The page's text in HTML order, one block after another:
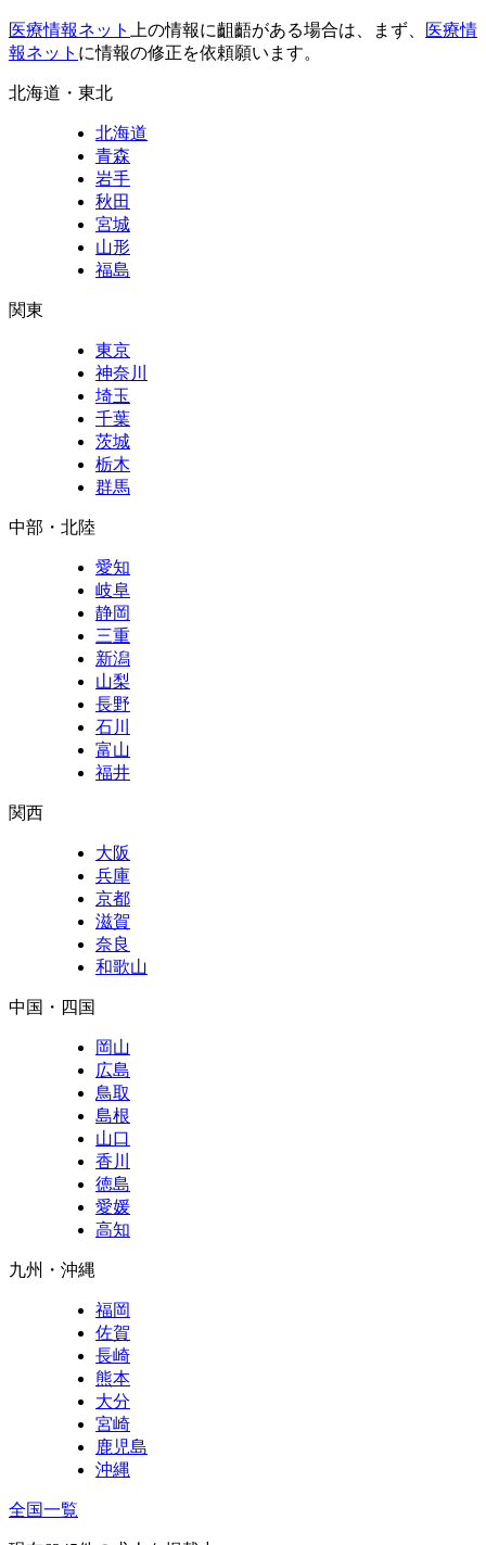
医療情報ネット 上の情報に齟齬がある場合は、まず、
医療情
報ネット に情報の修正を依頼願います。
北海道・東北
北海道
青森
岩手
秋田
宮城
山形
福島
関東
東京
神奈川
埼玉
千葉
茨城
栃木
群馬
中部・北陸
愛知
岐阜
静岡
三重
新潟
山梨
長野
石川
富山
福井
関西
大阪
兵庫
京都
滋賀
奈良
和歌山
中国・四国
岡山
広島
鳥取
島根
山口
香川
徳島
愛媛
高知
九州・沖縄
福岡
佐賀
長崎
熊本
大分
宮崎
鹿児島
沖縄
全国一覧